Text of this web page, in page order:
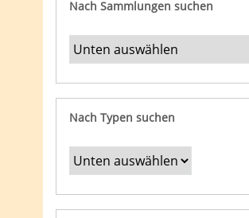
Nach Sammlungen suchen
Nach Typen suchen